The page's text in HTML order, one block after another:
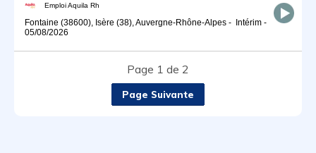
Emploi Aquila Rh
Fontaine (38600), Isère (38), Auvergne-Rhône-Alpes - Intérim -
05/08/2026
Page 1 de 2
Page Suivante